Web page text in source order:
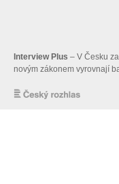
Interview Plus – V Česku
novým zákonem vyrovnají
Kotas. Moderuje Jan Bumba.